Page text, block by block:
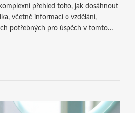
přehled toho, jak dosáhnout
včetně informací o vzdělání,
potřebných pro úspěch v tomto